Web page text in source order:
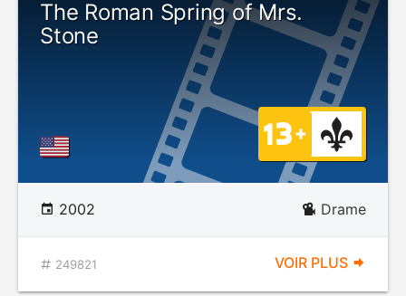
The Roman Spring of Mrs.
Stone
2002 Drame
249821 VOIR PLUS